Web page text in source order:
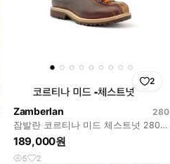
2
Zamberlan
280
잠발란 코르티나 미드 체스트넛 280사
이즈 워커 워크웨어
189,000원
5 2